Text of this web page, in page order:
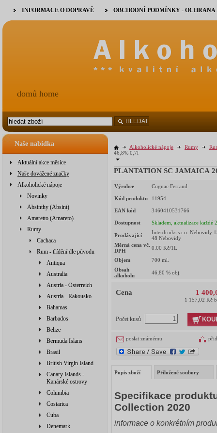
Naše nabídka
Aktuální akce měsíce
Naše dovážené značky
Alkoholické nápoje
Novinky
Absinthy (Absint)
Amaretto (Amareto)
Rumy
Cachaca
Rum - třídění dle původu
Antiqua
Australia
Austria - Österreich
Austria - Rakousko
Bahamas
Barbados
Belize
Bermuda Islans
Brasil
British Virgin Island
Canary Islands -
Kanárské ostrovy
Columbia
Costarica
Cuba
Denemark
Alkoholické nápoje Rumy
46,8% 0,7l
PLANTATION SC JAMAICA
Výrobce Cognac Ferrand
Kód produktu 11954
EAN kód 3460410531766
Dostupnost Skladem, aktualizace každé
Prodávající
Interdrinks s.r.o. Nebovidy
48 Nebovidy
Měrná cena vč.
DPH
0.00 Kč/1L
Objem 700 ml.
Obsah
alkoholu
46,80 % obj.
Cena 1
1 157,02 Kč
Počet kusů
poslat známému
Popis zboží Přiložené soubory
Specifikace
Collection 2020
informace o konkrétním
INFORMACE O DOPRAVĚ OBCHODNÍ PODMÍNKY -
domů home
HLEDAT